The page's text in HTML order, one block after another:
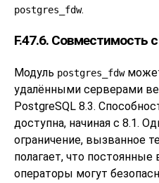
postgres_fdw.
F.47.6. Совместимость
Модуль postgres_fdw
удалёнными серверами
PostgreSQL 8.3.
доступна, начиная с 8.1.
ограничение, вызванное
полагает, что
операторы могут